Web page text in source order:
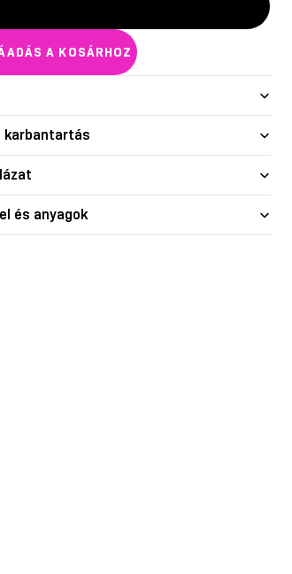
A KOSÁRHOZ
karbantartás
és anyagok